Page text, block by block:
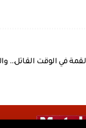
في الوقت القاتل…